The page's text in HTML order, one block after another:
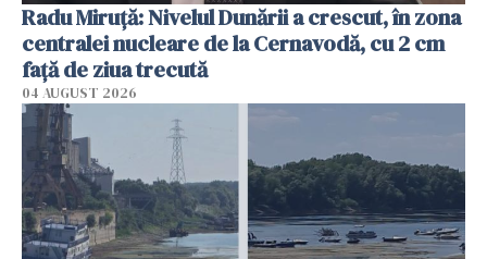
Radu Miruţă: Nivelul Dunării a crescut, în zona
centralei nucleare de la Cernavodă, cu 2 cm
faţă de ziua trecută
04 AUGUST 2026